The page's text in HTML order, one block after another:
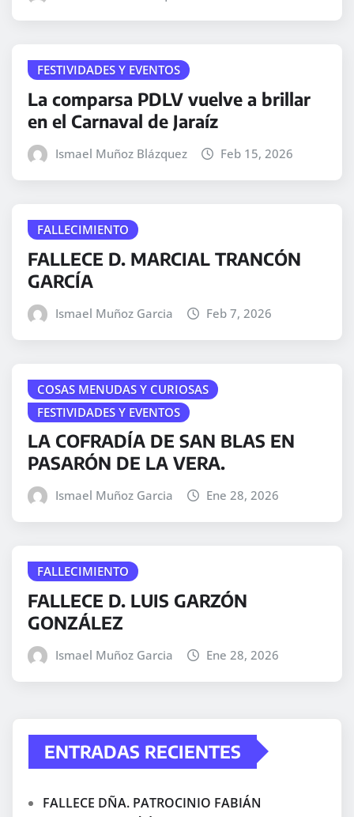
FESTIVIDADES Y EVENTOS
La comparsa PDLV vuelve a brillar
en el Carnaval de Jaraíz
Ismael Muñoz Blázquez Feb 15, 2026
FALLECIMIENTO
FALLECE D. MARCIAL TRANCÓN
GARCÍA
Ismael Muñoz Garcia Feb 7, 2026
COSAS MENUDAS Y CURIOSAS
FESTIVIDADES Y EVENTOS
LA COFRADÍA DE SAN BLAS EN
PASARÓN DE LA VERA.
Ismael Muñoz Garcia Ene 28, 2026
FALLECIMIENTO
FALLECE D. LUIS GARZÓN
GONZÁLEZ
Ismael Muñoz Garcia Ene 28, 2026
ENTRADAS RECIENTES
FALLECE DÑA. PATROCINIO FABIÁN